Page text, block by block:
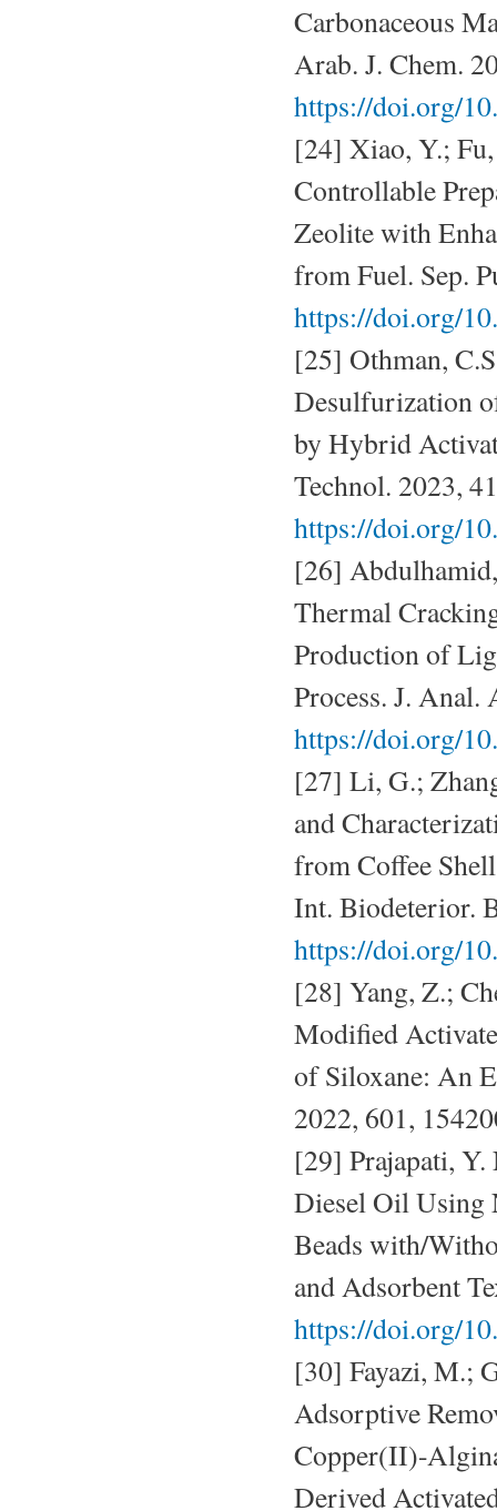
Carbonaceous
Arab. J. Chem.
https://doi.org/
[24] Xiao, Y.;
Controllable
Zeolite with
from Fuel. Sep.
https://doi.org/
[25] Othman,
Desulfurization
by Hybrid
Technol. 2023,
https://doi.org/
[26]
Thermal
Production of
Process. J.
https://doi.org/
[27] Li, G.;
and
from Coffee
Int. Biodeterior.
https://doi.org/
[28] Yang, Z.;
Modified
of Siloxane: An
2022, 601,
[29] Prajapati,
Diesel Oil Using
Beads with/
and Adsorbent
https://doi.org/
[30] Fayazi, M.;
Adsorptive
Copper(II)-
Derived